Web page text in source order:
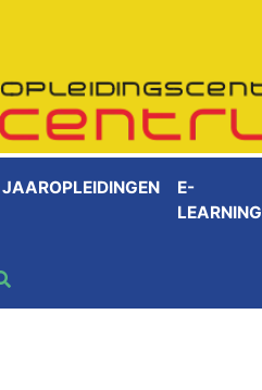
JAAROPLEIDINGEN
E-
LEARNING